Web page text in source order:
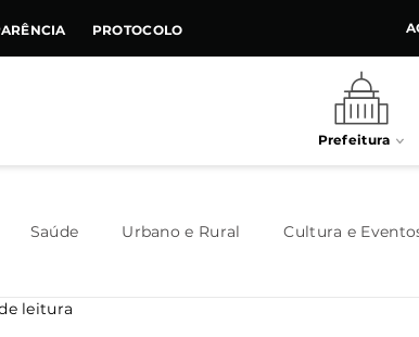
PROTOCOLO
Prefeitura
Saúde Urbano e Rural Cultura e
Meio Ambiente
leitura